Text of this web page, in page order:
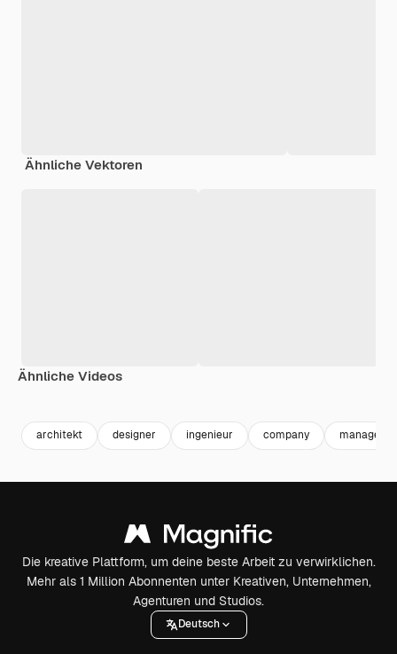
Ähnliche Vektoren
Ähnliche Videos
architekt designer ingenieur company manager
Die kreative Plattform, um deine beste Arbeit zu verwirklichen.
Mehr als 1 Million Abonnenten unter Kreativen, Unternehmen,
Agenturen und Studios.
Deutsch